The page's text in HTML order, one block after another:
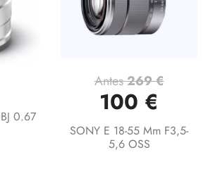
0.67
Antes269 €
100 €
SONY E 18-55 Mm F3,5-
5,6 OSS